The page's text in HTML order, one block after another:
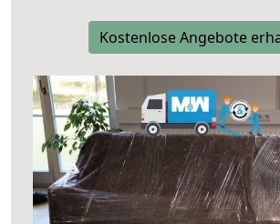
Kostenlose Angebote